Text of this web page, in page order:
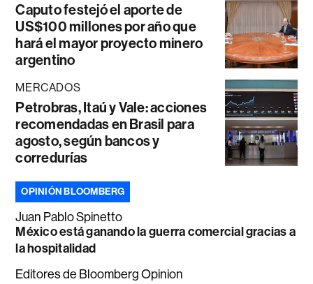
Caputo festejó el aporte de
US$100 millones por año que
hará el mayor proyecto minero
argentino
MERCADOS
Petrobras, Itaú y Vale: acciones
recomendadas en Brasil para
agosto, según bancos y
corredurías
OPINIÓN BLOOMBERG
Juan Pablo Spinetto
México está ganando la guerra comercial gracias a
la hospitalidad
Editores de Bloomberg Opinion